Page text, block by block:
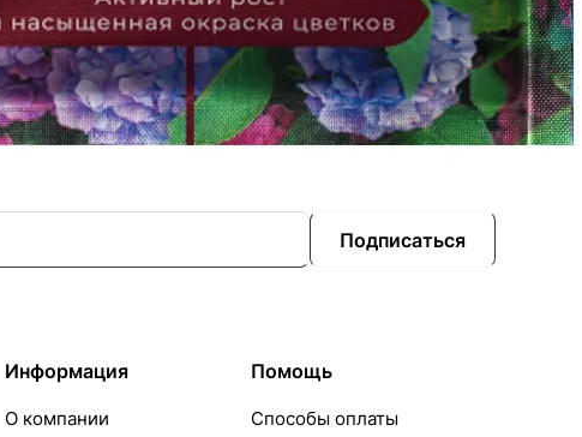
Подписаться
Информация
О компании
Помощь
Способы оплаты